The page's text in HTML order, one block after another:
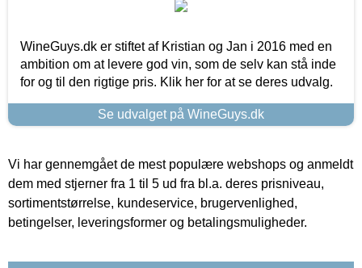
WineGuys.dk er stiftet af Kristian og Jan i 2016 med en
ambition om at levere god vin, som de selv kan stå inde
for og til den rigtige pris. Klik her for at se deres udvalg.
Se udvalget på WineGuys.dk
Vi har gennemgået de mest populære webshops og anmeldt
dem med stjerner fra 1 til 5 ud fra bl.a. deres prisniveau,
sortimentstørrelse, kundeservice, brugervenlighed,
betingelser, leveringsformer og betalingsmuligheder.